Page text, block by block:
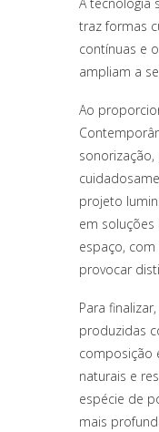
traz formas
contínuas e
ampliam a
Ao
projeto
em
espaço,
provocar
Para
produzidas
composição
naturais e
espécie de
mais